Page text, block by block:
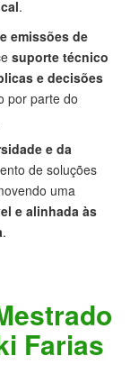
.
emissões de
suporte técnico
e decisões
por parte do
e da
de soluções
uma
e alinhada às
.
Farias